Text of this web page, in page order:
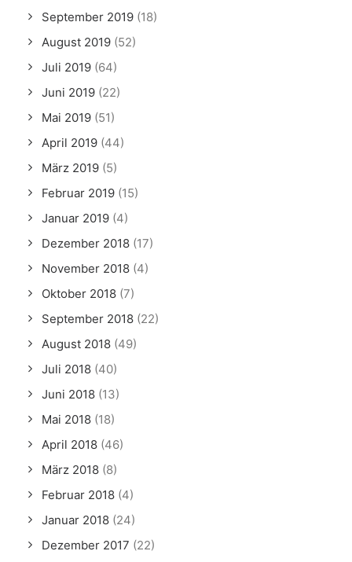
September 2019 (18)
August 2019 (52)
Juli 2019 (64)
Juni 2019 (22)
Mai 2019 (51)
April 2019 (44)
März 2019 (5)
Februar 2019 (15)
Januar 2019 (4)
Dezember 2018 (17)
November 2018 (4)
Oktober 2018 (7)
September 2018 (22)
August 2018 (49)
Juli 2018 (40)
Juni 2018 (13)
Mai 2018 (18)
April 2018 (46)
März 2018 (8)
Februar 2018 (4)
Januar 2018 (24)
Dezember 2017 (22)